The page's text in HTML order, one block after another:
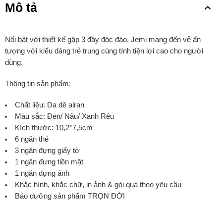
Mô tả
Nổi bật với thiết kế gập 3 đầy độc đáo, Jemi mang đến vẻ ấn
tượng với kiểu dáng trẻ trung cùng tính tiện lợi cao cho người
dùng.
Thông tin sản phẩm:
Chất liệu: Da dê alran
Màu sắc: Đen/ Nâu/ Xanh Rêu
Kích thước: 10,2*7,5cm
6 ngăn thẻ
3 ngăn đựng giấy tờ
1 ngăn đựng tiền mặt
1 ngăn đựng ảnh
Khắc hình, khắc chữ, in ảnh & gói quà theo yêu cầu
Bảo dưỡng sản phẩm TRỌN ĐỜI